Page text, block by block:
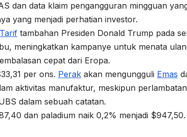
dan data klaim pengangguran mingguan
yang menjadi perhatian investor.
Tarif tambahan Presiden Donald Trump pada
meningkatkan kampanye untuk menata
cepat dari Eropa.
per ons. Perak akan mengungguli Emas
aktivitas manufaktur, meskipun
dalam sebuah catatan.
dan paladium naik 0,2% menjadi